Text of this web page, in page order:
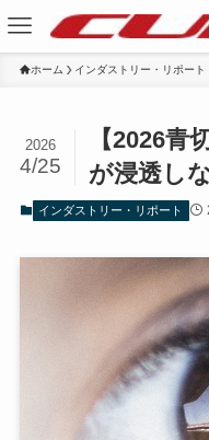
ホーム インダストリー・リポート
【2026青
が浸透し
2026
4/25
インダストリー・リポート